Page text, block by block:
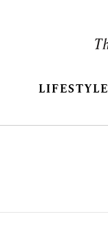
LIFESTYLE